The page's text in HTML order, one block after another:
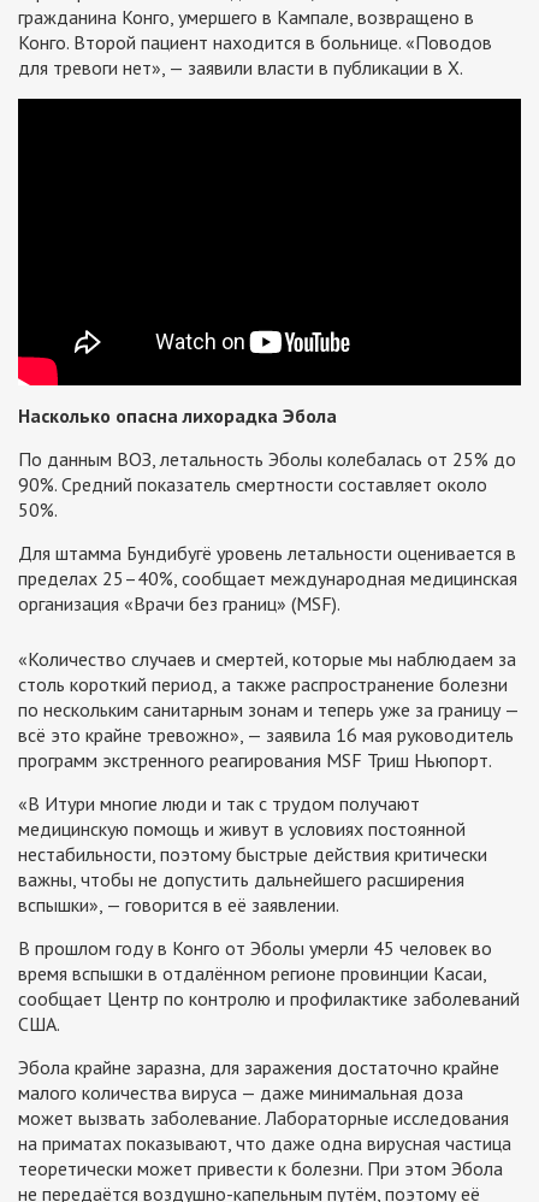
гражданина Конго, умершего в Кампале, возвращено в
Конго. Второй пациент находится в больнице. «Поводов
для тревоги нет», — заявили власти в публикации в X.
Насколько опасна лихорадка Эбола
По данным ВОЗ, летальность Эболы колебалась от 25% до
90%. Средний показатель смертности составляет около
50%.
Для штамма Бундибугё уровень летальности оценивается в
пределах 25–40%, сообщает международная медицинская
организация «Врачи без границ» (MSF).
«Количество случаев и смертей, которые мы наблюдаем за
столь короткий период, а также распространение болезни
по нескольким санитарным зонам и теперь уже за границу —
всё это крайне тревожно», — заявила 16 мая руководитель
программ экстренного реагирования MSF Триш Ньюпорт.
«В Итури многие люди и так с трудом получают
медицинскую помощь и живут в условиях постоянной
нестабильности, поэтому быстрые действия критически
важны, чтобы не допустить дальнейшего расширения
вспышки», — говорится в её заявлении.
В прошлом году в Конго от Эболы умерли 45 человек во
время вспышки в отдалённом регионе провинции Касаи,
сообщает Центр по контролю и профилактике заболеваний
США.
Эбола крайне заразна, для заражения достаточно крайне
малого количества вируса — даже минимальная доза
может вызвать заболевание. Лабораторные исследования
на приматах показывают, что даже одна вирусная частица
теоретически может привести к болезни. При этом Эбола
не передаётся воздушно-капельным путём, поэтому её